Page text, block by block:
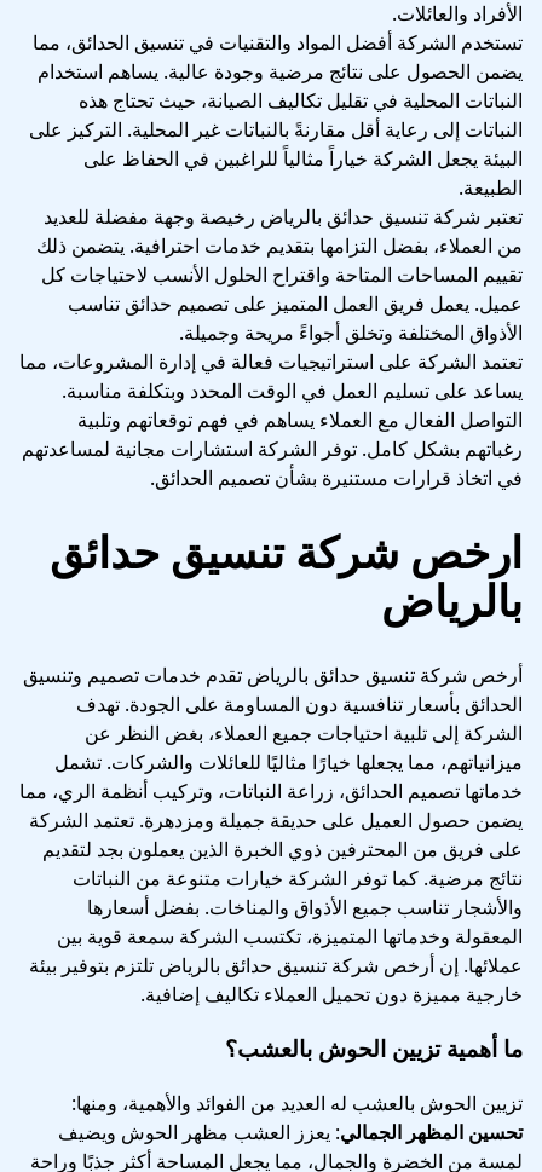
الأفراد والعائلات.
تستخدم الشركة أفضل المواد والتقنيات في تنسيق الحدائق، مما
يضمن الحصول على نتائج مرضية وجودة عالية. يساهم استخدام
النباتات المحلية في تقليل تكاليف الصيانة، حيث تحتاج هذه
النباتات إلى رعاية أقل مقارنةً بالنباتات غير المحلية. التركيز على
البيئة يجعل الشركة خياراً مثالياً للراغبين في الحفاظ على
الطبيعة.
تعتبر شركة تنسيق حدائق بالرياض رخيصة وجهة مفضلة للعديد
من العملاء، بفضل التزامها بتقديم خدمات احترافية. يتضمن ذلك
تقييم المساحات المتاحة واقتراح الحلول الأنسب لاحتياجات كل
عميل. يعمل فريق العمل المتميز على تصميم حدائق تناسب
الأذواق المختلفة وتخلق أجواءً مريحة وجميلة.
تعتمد الشركة على استراتيجيات فعالة في إدارة المشروعات، مما
يساعد على تسليم العمل في الوقت المحدد وبتكلفة مناسبة.
التواصل الفعال مع العملاء يساهم في فهم توقعاتهم وتلبية
رغباتهم بشكل كامل. توفر الشركة استشارات مجانية لمساعدتهم
في اتخاذ قرارات مستنيرة بشأن تصميم الحدائق.
ارخص شركة تنسيق حدائق
بالرياض
أرخص شركة تنسيق حدائق بالرياض تقدم خدمات تصميم وتنسيق
الحدائق بأسعار تنافسية دون المساومة على الجودة. تهدف
الشركة إلى تلبية احتياجات جميع العملاء، بغض النظر عن
ميزانياتهم، مما يجعلها خيارًا مثاليًا للعائلات والشركات. تشمل
خدماتها تصميم الحدائق، زراعة النباتات، وتركيب أنظمة الري، مما
يضمن حصول العميل على حديقة جميلة ومزدهرة. تعتمد الشركة
على فريق من المحترفين ذوي الخبرة الذين يعملون بجد لتقديم
نتائج مرضية. كما توفر الشركة خيارات متنوعة من النباتات
والأشجار تناسب جميع الأذواق والمناخات. بفضل أسعارها
المعقولة وخدماتها المتميزة، تكتسب الشركة سمعة قوية بين
عملائها. إن أرخص شركة تنسيق حدائق بالرياض تلتزم بتوفير بيئة
خارجية مميزة دون تحميل العملاء تكاليف إضافية.
ما أهمية تزيين الحوش بالعشب؟
تزيين الحوش بالعشب له العديد من الفوائد والأهمية، ومنها:
تحسين المظهر الجمالي: يعزز العشب مظهر الحوش ويضيف
لمسة من الخضرة والجمال، مما يجعل المساحة أكثر جذبًا وراحة